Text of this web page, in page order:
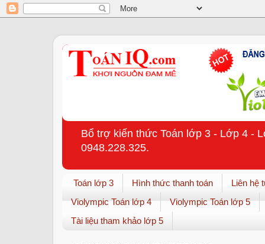
Bổ trợ kiến thức Toán lớp 3 - Lớp 4 -
0948.228.325.
Toán lớp 3 Hình thức thanh toán
Liên hệ
Violympic Toán lớp 4
Violympic Toán lớp 5
Tài liệu tham khảo lớp 5